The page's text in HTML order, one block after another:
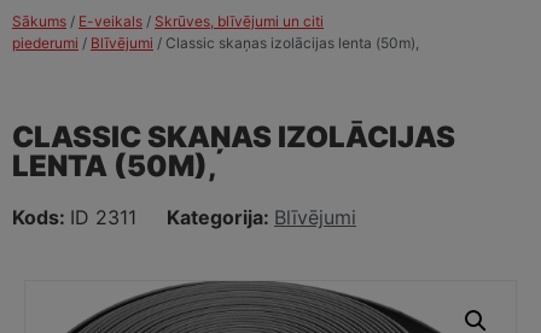
Sākums / E-veikals / Skrūves, blīvējumi un citi
piederumi / Blīvējumi / Classic skaņas izolācijas lenta (50m),
CLASSIC SKAŅAS IZOLĀCIJAS
LENTA (50M),
Kods: ID 2311 Kategorija: Blīvējumi